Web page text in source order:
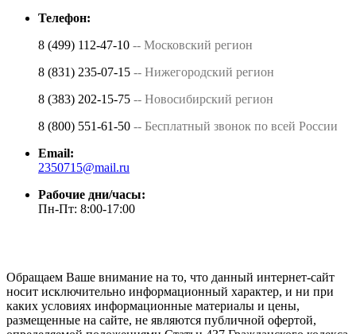
Телефон:
8 (499) 112-47-10 -- Московский регион
8 (831) 235-07-15 -- Нижегородский регион
8 (383) 202-15-75 -- Новосибирский регион
8 (800) 551-61-50 -- Бесплатный звонок по всей России
Email:
2350715@mail.ru
Рабочие дни/часы:
Пн-Пт: 8:00-17:00
Обращаем Ваше внимание на то, что данный интернет-сайт
носит исключительно информационный характер, и ни при
каких условиях информационные материалы и цены,
размещенные на сайте, не являются публичной офертой,